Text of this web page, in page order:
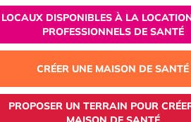
LOCAUX DISPONIBLES À LA
PROFESSIONNELS DE SANTÉ
CRÉER UNE MAISON DE SANTÉ
PROPOSER UN TERRAIN POUR